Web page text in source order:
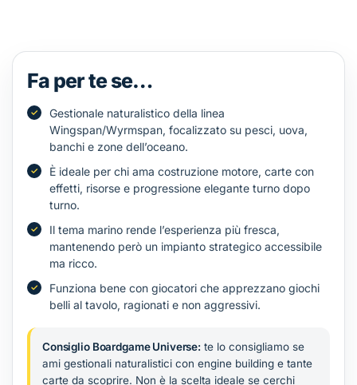
Fa per te se…
Gestionale naturalistico della linea
Wingspan/Wyrmspan, focalizzato su pesci, uova,
banchi e zone dell’oceano.
È ideale per chi ama costruzione motore, carte con
effetti, risorse e progressione elegante turno dopo
turno.
Il tema marino rende l’esperienza più fresca,
mantenendo però un impianto strategico accessibile
ma ricco.
Funziona bene con giocatori che apprezzano giochi
belli al tavolo, ragionati e non aggressivi.
Consiglio Boardgame Universe: te lo consigliamo se
ami gestionali naturalistici con engine building e tante
carte da scoprire. Non è la scelta ideale se cerchi